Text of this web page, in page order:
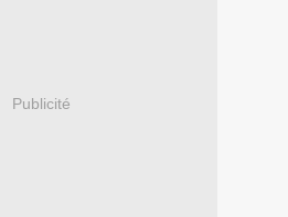
Publicité